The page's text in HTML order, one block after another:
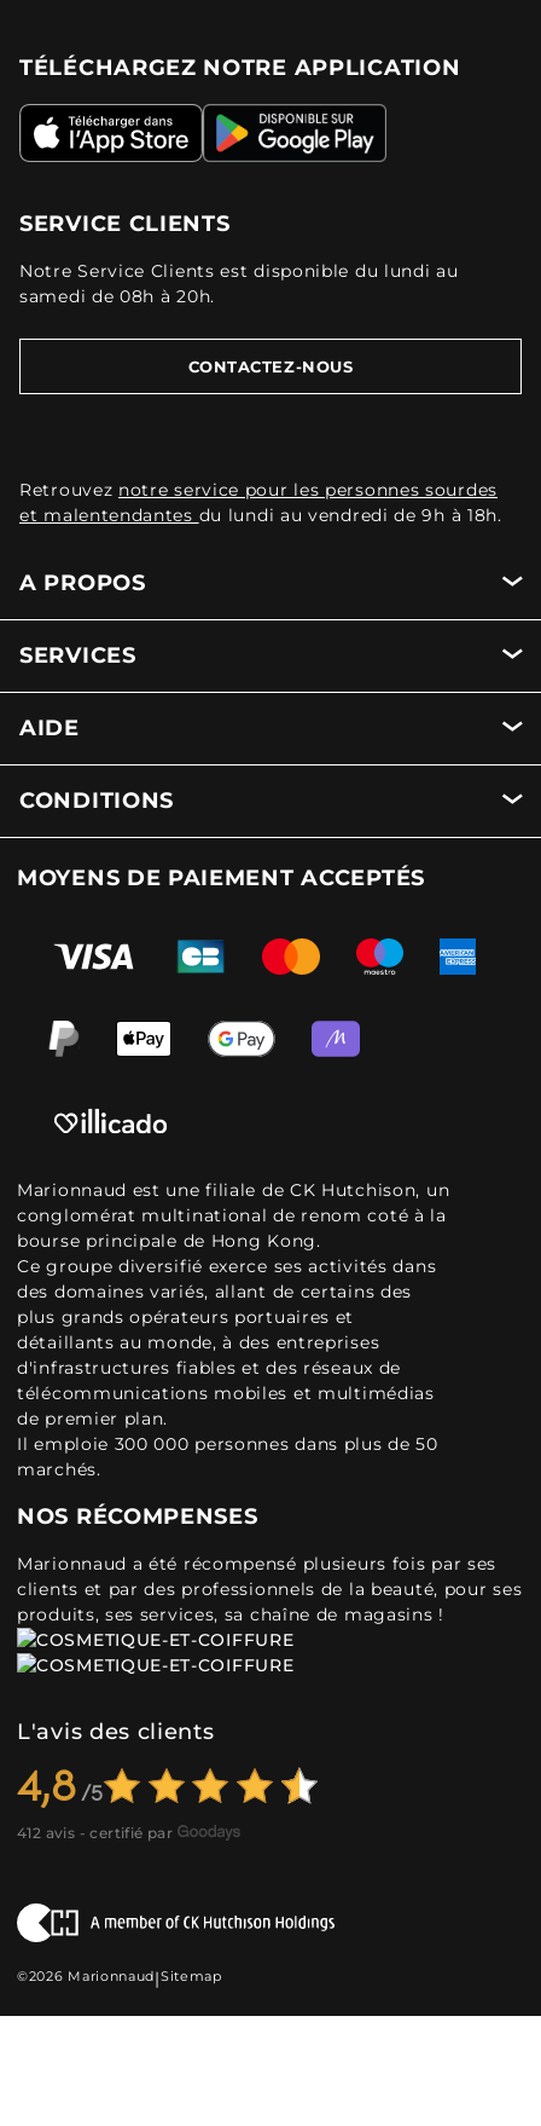
TÉLÉCHARGEZ NOTRE APPLICATION
SERVICE CLIENTS
Notre Service Clients est disponible du lundi au
samedi de 08h à 20h.
CONTACTEZ-NOUS
Retrouvez notre service pour les personnes sourdes
et malentendantes du lundi au vendredi de 9h à 18h.
A PROPOS
SERVICES
AIDE
CONDITIONS
MOYENS DE PAIEMENT ACCEPTÉS
Marionnaud est une filiale de CK Hutchison, un
conglomérat multinational de renom coté à la
bourse principale de Hong Kong.
Ce groupe diversifié exerce ses activités dans
des domaines variés, allant de certains des
plus grands opérateurs portuaires et
détaillants au monde, à des entreprises
d'infrastructures fiables et des réseaux de
télécommunications mobiles et multimédias
de premier plan.
Il emploie 300 000 personnes dans plus de 50
marchés.
NOS RÉCOMPENSES
Marionnaud a été récompensé plusieurs fois par ses
clients et par des professionnels de la beauté, pour ses
produits, ses services, sa chaîne de magasins !
L'avis des clients
4,8
412 avis - certifié par
©2026 Marionnaud|Sitemap